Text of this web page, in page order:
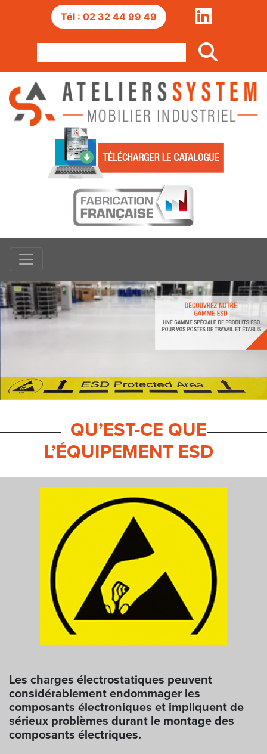
Tél : 02 32 44 99 49
QU’EST-CE QUE
L’ÉQUIPEMENT ESD
Les charges électrostatiques peuvent
considérablement endommager les
composants électroniques et impliquent de
sérieux problèmes durant le montage des
composants électriques.